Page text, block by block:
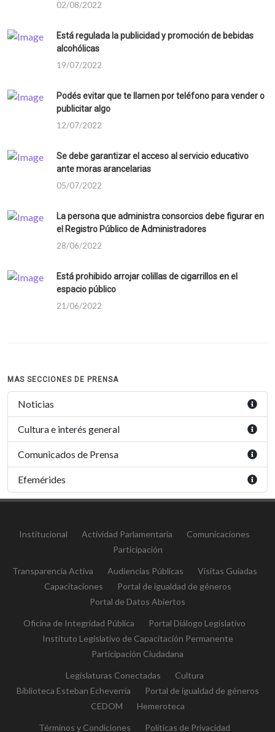
02/08/2022
Está regulada la publicidad y promoción de bebidas
alcohólicas
19/07/2022
Podés evitar que te llamen por teléfono para vender o
publicitar algo
12/07/2022
Se debe garantizar el acceso al servicio educativo
ante moras arancelarias
05/07/2022
La persona que administra consorcios debe figurar en
el Registro Público de Administradores
28/06/2022
Está prohibido arrojar colillas de cigarrillos en el
espacio público
21/06/2022
MAS SECCIONES DE PRENSA
Noticias
Cultura e interés general
Comunicados de Prensa
Efemérides
Institucional Actividad Parlamentaria
Comunicaciones
Participación
Transparencia Activa Audiencias Públicas
Visitas Guiadas
Capacitaciones
Portal de igualdad de géneros
Portal de Datos Abiertos
Oficina de Integridad Pública
Portal Diálogo Legislativo
Instituto Legislativo de Capacitación Permanente
Participación Ciudadana
Legislaturas Conectadas
Cultura
Biblioteca Esteban Echeverría
Portal de igualdad de géneros
CEDOM
Hemeroteca
Términos y Condiciones Políticas de Privacidad